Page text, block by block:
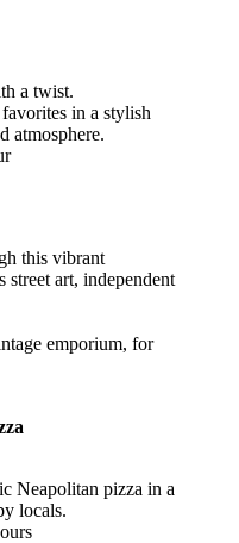
a twist.
in a stylish
atmosphere.
this vibrant
art, independent
emporium, for
Neapolitan pizza in a
locals.